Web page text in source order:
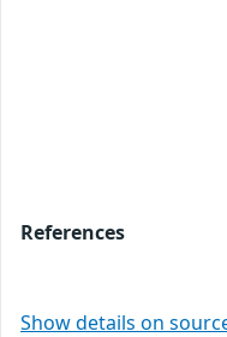
References
Show details on